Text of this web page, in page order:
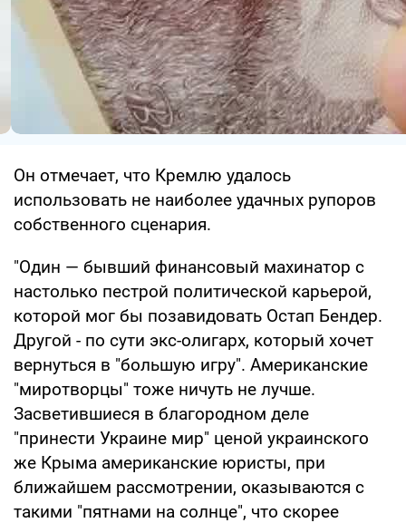
Он отмечает, что Кремлю удалось
использовать не наиболее удачных рупоров
собственного сценария.
"Один — бывший финансовый махинатор с
настолько пестрой политической карьерой,
которой мог бы позавидовать Остап Бендер.
Другой - по сути экс-олигарх, который хочет
вернуться в "большую игру". Американские
"миротворцы" тоже ничуть не лучше.
Засветившиеся в благородном деле
"принести Украине мир" ценой украинского
же Крыма американские юристы, при
ближайшем рассмотрении, оказываются с
такими "пятнами на солнце", что скорее